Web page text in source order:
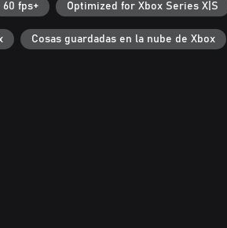
60 fps+ Optimized for Xbox Series X|S
Cosas guardadas en la nube de Xbox